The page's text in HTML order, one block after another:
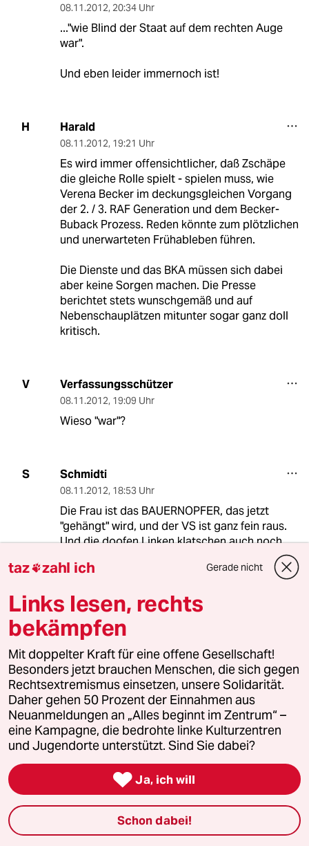
08.11.2012, 20:34 Uhr
..."wie Blind der Staat auf dem rechten Auge
war".
Und eben leider immernoch ist!
H Harald
08.11.2012, 19:21 Uhr
Es wird immer offensichtlicher, daß Zschäpe
die gleiche Rolle spielt - spielen muss, wie
Verena Becker im deckungsgleichen Vorgang
der 2. / 3. RAF Generation und dem Becker-
Buback Prozess. Reden könnte zum plötzlichen
und unerwarteten Frühableben führen.
Die Dienste und das BKA müssen sich dabei
aber keine Sorgen machen. Die Presse
berichtet stets wunschgemäß und auf
Nebenschauplätzen mitunter sogar ganz doll
kritisch.
V Verfassungsschützer
08.11.2012, 19:09 Uhr
Wieso "war"?
S Schmidti
08.11.2012, 18:53 Uhr
Die Frau ist das BAUERNOPFER, das jetzt
"gehängt" wird, und der VS ist ganz fein raus.
Und die doofen Linken klatschen auch noch
W wetterleuchten
08.11.2012,18:51 Uhr
Der Staat zeigt Härte. Lächerlich!!!
Die Holocaust-Opfer und die NSU-Mord-
Angehörigen sehen das aber anders.
Sicherheitsorgane, Verfassungsorgane,
Rechts- und National-Konservative in
Behörden und Regierung, einschließlich des
Bundesinnenministers Friedrich haben nicht
sehen wollen, haben rechts abgewiegelt, linke
Demonstrationen gegen rechte Aufmärsche
kriminalisiert, auf Linke-Abgeordnete den
Verfassungsschutz angesetzt, Staatsanwälte
sind nicht tätig geworden, so sah die Härte der
Konservativ-bürgerlichen Mehrheit in diesem
taz zahl ich Gerade nicht
Links lesen, rechts
bekämpfen
Mit doppelter Kraft für eine offene Gesellschaft!
Besonders jetzt brauchen Menschen, die sich gegen
Rechtsextremismus einsetzen, unsere Solidarität.
Daher gehen 50 Prozent der Einnahmen aus
Neuanmeldungen an „Alles beginnt im Zentrum“ –
eine Kampagne, die bedrohte linke Kulturzentren
und Jugendorte unterstützt. Sind Sie dabei?
 Ja, ich will
Schon dabei!